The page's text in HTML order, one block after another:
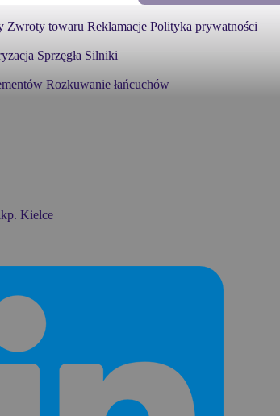
Zwroty towaru Reklamacje Polityka prywatności
Sprzęgła Silniki
Rozkuwanie łańcuchów
Kielce